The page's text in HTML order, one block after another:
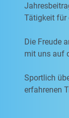
Tätigkeit für
Die Freude
mit uns auf
Sportlich
erfahrenen